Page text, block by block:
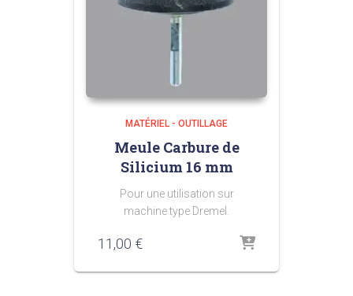
MATÉRIEL - OUTILLAGE
Meule Carbure de
Silicium 16 mm
Pour une utilisation sur
machine type Dremel.
11,00 €